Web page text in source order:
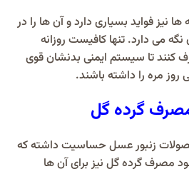
نیز فواید بسیاری دارد و آن ها را در
نگه می دارد. تنها کافیست روزانه
کنند تا سیستم ایمنی بدنشان قوی
روز مره را داشته باشند.
گرده گل
زنبور عسل حساسیت داشته که
گرده گل نیز برای آن ها